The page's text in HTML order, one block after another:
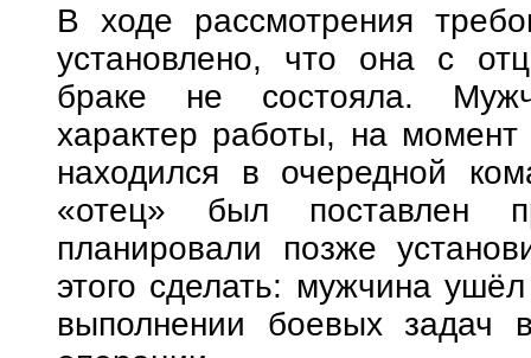
В ходе рассмотрения
установлено, что она с
браке не состояла.
характер работы, на
находился в очередной
«отец» был поставлен
планировали позже
этого сделать: мужчина
выполнении боевых задач